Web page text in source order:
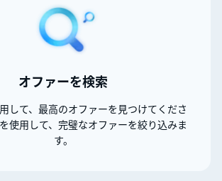
オファーを検索
して、最高のオファーを見つけてくださ
使用して、完璧なオファーを絞り込みま
す。